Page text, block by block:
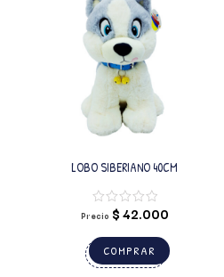
LOBO SIBERIANO 40CM
Precio $42.000
COMPRAR